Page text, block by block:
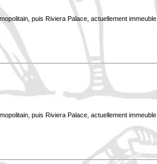
puis Riviera Palace, actuellement immeuble
puis Riviera Palace, actuellement immeuble